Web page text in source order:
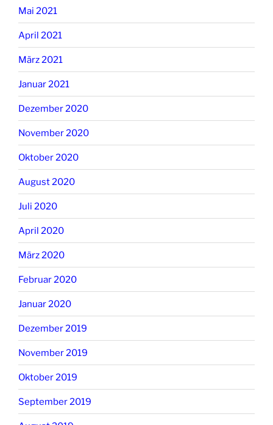
Mai 2021
April 2021
März 2021
Januar 2021
Dezember 2020
November 2020
Oktober 2020
August 2020
Juli 2020
April 2020
März 2020
Februar 2020
Januar 2020
Dezember 2019
November 2019
Oktober 2019
September 2019